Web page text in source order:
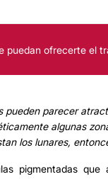
puedan ofrecerte el
pueden parecer
algunas
los lunares,
pigmentadas